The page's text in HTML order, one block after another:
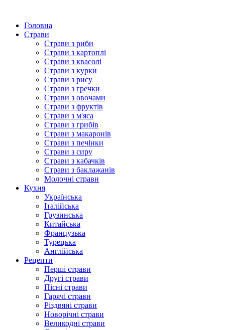
Головна
Страви
Страви з риби
Страви з картоплі
Страви з квасолі
Страви з курки
Страви з рису
Страви з гречки
Страви з овочами
Страви з фруктів
Страви з м'яса
Страви з грибів
Страви з макаронів
Страви з печінки
Страви з сиру
Страви з кабачків
Страви з баклажанів
Молочні страви
Кухня
Українська
Італійська
Грузинська
Китайська
Французька
Турецька
Англійська
Рецепти
Перші страви
Другі страви
Пісні страви
Гарячі страви
Різдвяні страви
Новорічні страви
Великодні страви